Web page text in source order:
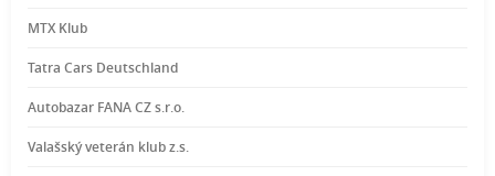
MTX Klub
Tatra Cars Deutschland
Autobazar FANA CZ s.r.o.
Valašský veterán klub z.s.